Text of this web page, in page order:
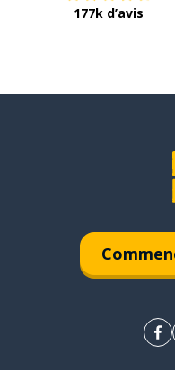
177k d’avis